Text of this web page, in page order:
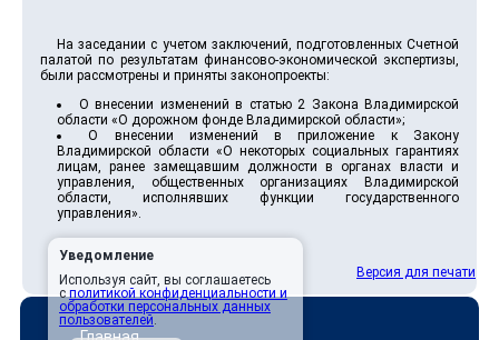
На заседании с учетом заключений, подготовленных Счетной
палатой по результатам финансово-экономической экспертизы,
были рассмотрены и приняты законопроекты:
О внесении изменений в статью 2 Закона Владимирской
области «О дорожном фонде Владимирской области»;
О внесении изменений в приложение к Закону
Владимирской области «О некоторых социальных гарантиях
лицам, ранее замещавшим должности в органах власти и
управления, общественных организациях Владимирской
области, исполнявших функции государственного
управления».
Версия для печати
Уведомление
Используя сайт, вы соглашаетесь
сполитикой конфиденциальности и
обработки персональных данных
пользователей.